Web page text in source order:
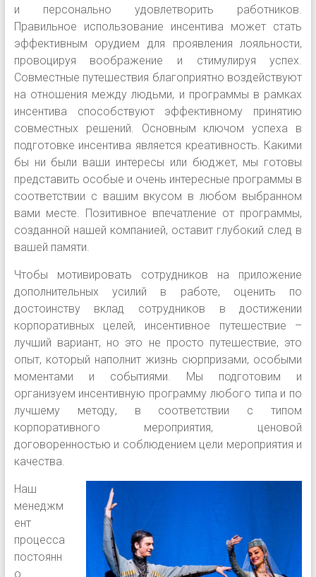
и персонально удовлетворить работников.
Правильное использование инсентива может стать
эффективным орудием для проявления лояльности,
провоцируя воображение и стимулируя успех.
Совместные путешествия благоприятно воздействуют
на отношения между людьми, и программы в рамках
инсентива способствуют эффективному принятию
совместных решений. Основным ключом успеха в
подготовке инсентива является креативность. Какими
бы ни были ваши интересы или бюджет, мы готовы
представить особые и очень интересные программы в
соответствии с вашим вкусом в любом выбранном
вами месте. Позитивное впечатление от программы,
созданной нашей компанией, оставит глубокий след в
вашей памяти.
Чтобы мотивировать сотрудников на приложение
дополнительных усилий в работе, оценить по
достоинству вклад сотрудников в достижении
корпоративных целей, инсентивное путешествие –
лучший вариант, но это не просто путешествие, это
опыт, который наполнит жизнь сюрпризами, особыми
моментами и событиями. Мы подготовим и
организуем инсентивную программу любого типа и по
лучшему методу, в соответствии с типом
корпоративного мероприятия, ценовой
договоренностью и соблюдением цели мероприятия и
качества.
Наш
менеджм
ент
процесса
постоянн
о